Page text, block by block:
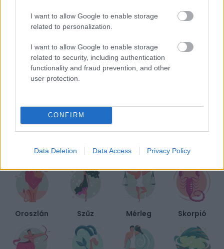
I want to allow Google to enable storage
related to personalization.
I want to allow Google to enable storage
related to security, including authentication
functionality and fraud prevention, and other
user protection.
CONFIRM
Data Deletion Data Access Privacy Policy
Miért csókolóznak az emberek? Íme a tudományos
magyarázat
Diétás vacsora ötletek: 30 könnyű, de laktató recept a
fogyáshoz
Kos Bika Ikrek Rák
Oroszlán Szűz Mérleg Skorpió